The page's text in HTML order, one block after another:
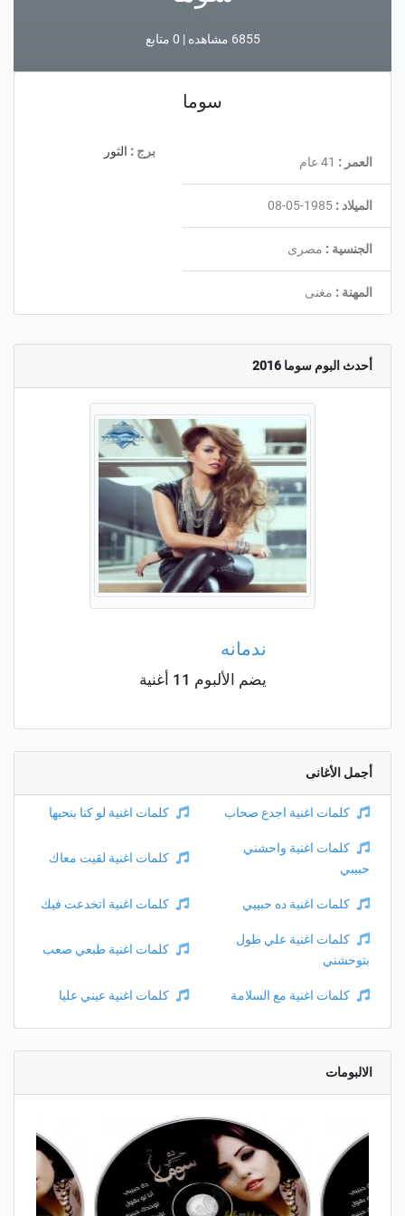
6855 مشاهده | 0 متابع
سوما
العمر :
الميلاد : 1985-05-08
الجنسية : مصرى
المهنة : مغنى
برج : الثور
أحدث البوم سوما 2016
ندمانه
يضم الألبوم 11 أغنية
أجمل الأغانى
كلمات اغنية اجدع صحاب كلمات اغنية لو كنا بنحبها
كلمات اغنية واحشني
حبيبي
كلمات اغنية لقيت معاك
كلمات اغنية ده حبيبي كلمات اغنية اتخدعت فيك
كلمات اغنية علي طول
بتوحشني
كلمات اغنية طبعي صعب
كلمات اغنية مع السلامة كلمات اغنية عيني عليا
الالبومات